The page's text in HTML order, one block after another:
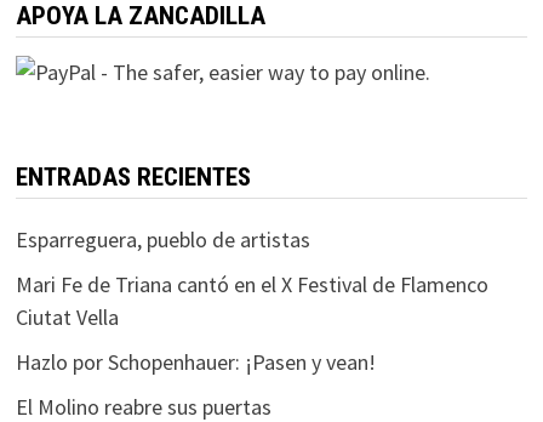
APOYA LA ZANCADILLA
ENTRADAS RECIENTES
Esparreguera, pueblo de artistas
Mari Fe de Triana cantó en el X Festival de Flamenco
Ciutat Vella
Hazlo por Schopenhauer: ¡Pasen y vean!
El Molino reabre sus puertas